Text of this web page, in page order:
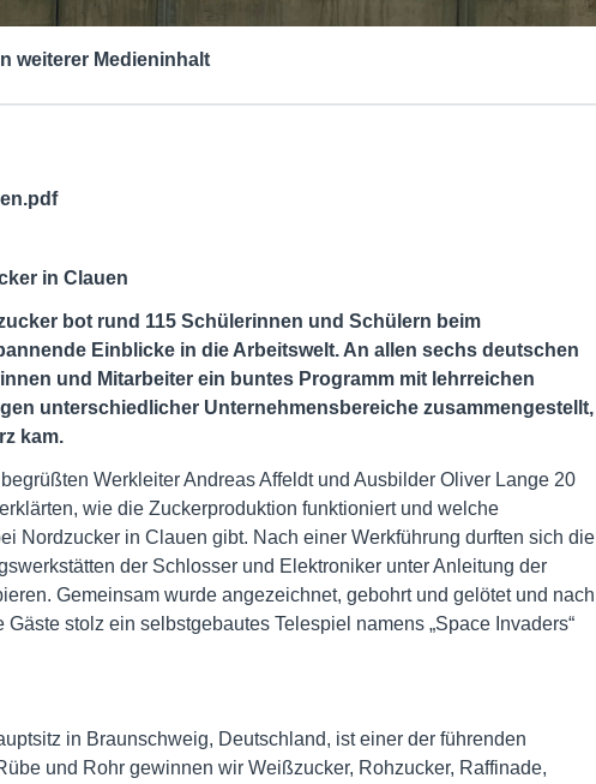
weiterer Medieninhalt
in Clauen
bot rund 115 Schülerinnen und Schülern beim
Einblicke in die Arbeitswelt. An allen sechs deutschen
und Mitarbeiter ein buntes Programm mit lehrreichen
unterschiedlicher Unternehmensbereiche zusammengestellt,
kam.
Werkleiter Andreas Affeldt und Ausbilder Oliver Lange 20
wie die Zuckerproduktion funktioniert und welche
Nordzucker in Clauen gibt. Nach einer Werkführung durften sich die
der Schlosser und Elektroniker unter Anleitung der
Gemeinsam wurde angezeichnet, gebohrt und gelötet und nach
stolz ein selbstgebautes Telespiel namens „Space Invaders“
in Braunschweig, Deutschland, ist einer der führenden
und Rohr gewinnen wir Weißzucker, Rohzucker, Raffinade,